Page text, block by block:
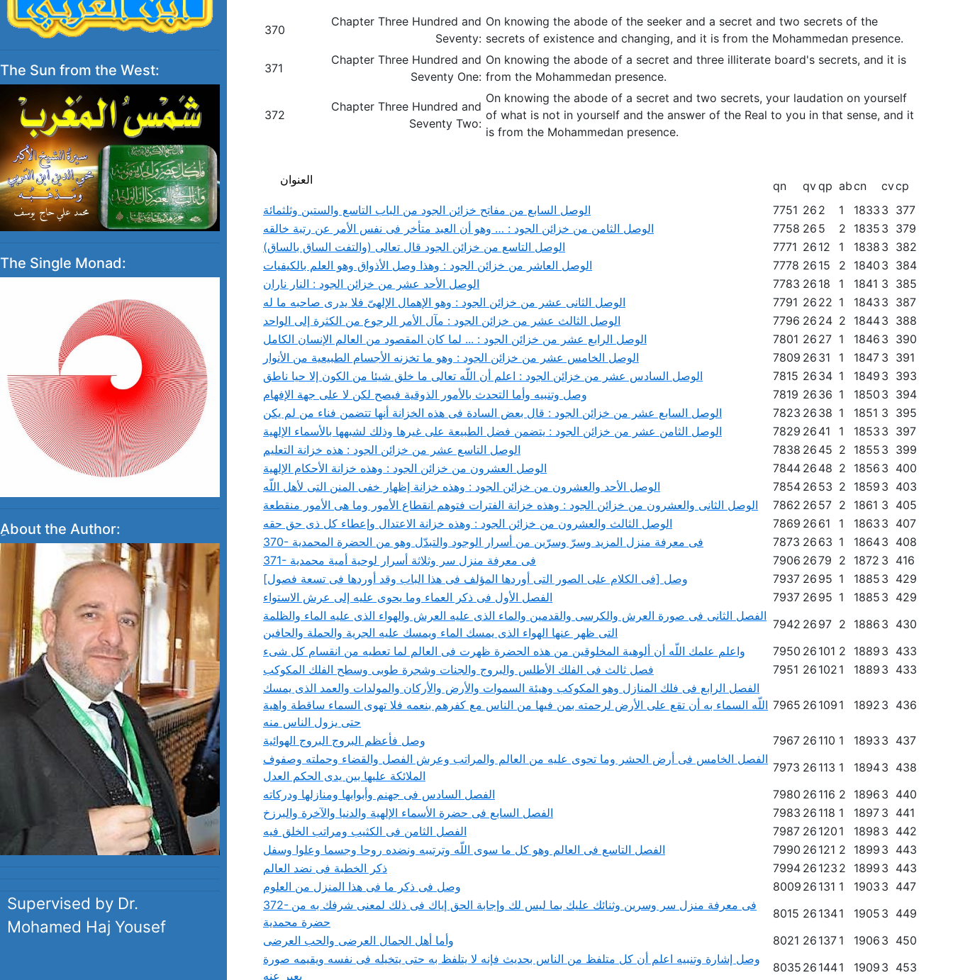
The Sun from the West:
The Single Monad:
ِAbout the Author:
Supervised by Dr.
Mohamed Haj Yousef
370
Chapter Three Hundred and
Seventy:
On knowing the abode of the seeker and a secret and two secrets of the
secrets of existence and changing, and it is from the Mohammedan presence.
371
Chapter Three Hundred and
Seventy One:
On knowing the abode of a secret and three illiterate board's secrets, and it is
from the Mohammedan presence.
372
Chapter Three Hundred and
Seventy Two:
On knowing the abode of a secret and two secrets, your laudation on yourself
of what is not in yourself and the answer of the Real to you in that sense, and it
is from the Mohammedan presence.
العنوان qn qvqp abcn cvcp
الوصل السابع من مفاتح خزائن الجود من الباب التاسع والستين وثلثمائة
7751 26 2 1 1833 3 377
الوصل الثامن من خزائن الجود : … وهو أن العبد متأخر فى نفس الأمر عن رتبة خالقه
7758 26 5 2 1835 3 379
الوصل التاسع من خزائن الجود قال تعالى (والتفت الساق بالساق)
7771 26 12 1 1838 3 382
الوصل العاشر من خزائن الجود : وهذا وصل الأذواق وهو العلم بالكيفيات
7778 26 15 2 1840 3 384
الوصل الأحد عشر من خزائن الجود : النار ناران
7783 26 18 1 1841 3 385
الوصل الثانى عشر من خزائن الجود : وهو الإهمال الإلهىّ فلا يدرى صاحبه ما له
7791 26 22 1 1843 3 387
الوصل الثالث عشر من خزائن الجود : مآل الأمر الرجوع من الكثرة إلى الواحد
7796 26 24 2 18443 388
الوصل الرابع عشر من خزائن الجود : ... لما كان المقصود من العالم الإنسان الكامل
7801 26 27 1 1846 3 390
الوصل الخامس عشر من خزائن الجود : وهو ما تخزنه الأجسام الطبيعية من الأنوار
7809 26 31 1 1847 3 391
الوصل السادس عشر من خزائن الجود : اعلم أن اللّه تعالى ما خلق شيئا من الكون إلا حيا ناطق
7815 26 34 1 1849 3 393
وصل وتنبيه وأما التحدث بالأمور الذوقية فيصح لكن لا على جهة الإفهام
7819 26 36 1 1850 3 394
الوصل السابع عشر من خزائن الجود : قال بعض السادة فى هذه الخزانة أنها تتضمن فناء من لم يكن
7823 26 38 1 1851 3 395
الوصل الثامن عشر من خزائن الجود : يتضمن فضل الطبيعة على غيرها وذلك لشبهها بالأسماء الإلهية
7829 26 41 1 1853 3 397
الوصل التاسع عشر من خزائن الجود : هذه خزانة التعليم
7838 26 45 2 1855 3 399
الوصل العشرون من خزائن الجود : وهذه خزانة الأحكام الإلهية
7844 26 48 2 1856 3 400
الوصل الأحد والعشرون من خزائن الجود : وهذه خزانة إظهار خفى المنن التى لأهل اللّه
7854 26 53 2 1859 3 403
الوصل الثانى والعشرون من خزائن الجود : وهذه خزانة الفترات فتوهم انقطاع الأمور وما هى الأمور منقطعة
7862 26 57 2 1861 3 405
الوصل الثالث والعشرون من خزائن الجود : وهذه خزانة الاعتدال وإعطاء كل ذى حق حقه
7869 26 61 1 1863 3 407
370- فى معرفة منزل المزيد وسرّ وسرّين من أسرار الوجود والتبدّل وهو من الحضرة المحمدية
7873 26 63 1 18643 408
371- فى معرفة منزل سر وثلاثة أسرار لوحية أمية محمدية
7906 2679 2 1872 3 416
وصل [فى الكلام على الصور التى أوردها المؤلف فى هذا الباب وقد أوردها فى تسعة فصول]
7937 26 95 1 1885 3 429
الفصل الأول فى ذكر العماء وما يحوى عليه إلى عرش الاستواء
7937 26 95 1 1885 3 429
الفصل الثانى فى صورة العرش والكرسى والقدمين والماء الذى عليه العرش والهواء الذى عليه الماء والظلمة
التى ظهر عنها الهواء الذى يمسك الماء ويمسك عليه الجرية والحملة والحافين
7942 26 97 2 1886 3 430
واعلم علمك اللّه أن ألوهية المخلوقين من هذه الحضرة ظهرت فى العالم لما تعطيه من انقسام كل شىء
7950 26 101 2 1889 3 433
فصل ثالث فى الفلك الأطلس والبروج والجنات وشجرة طوبى وسطح الفلك المكوكب
7951 26 102 1 1889 3 433
الفصل الرابع فى فلك المنازل وهو المكوكب وهيئة السموات والأرض والأركان والمولدات والعمد الذى يمسك
اللّه السماء به أن تقع على الأرض لرحمته بمن فيها من الناس مع كفرهم بنعمه فلا تهوى السماء ساقطة واهية
حتى يزول الناس منه
7965 26 109 1 1892 3 436
وصل فأعظم البروج البروج الهوائية 7967 26 110 1 1893 3 437
الفصل الخامس فى أرض الحشر وما تحوى عليه من العالم والمراتب وعرش الفصل والقضاء وحملته وصفوف
الملائكة عليها بين يدى الحكم العدل
7973 26 113 1 18943 438
الفصل السادس فى جهنم وأبوابها ومنازلها ودركاته
7980 26 116 2 1896 3 440
الفصل السابع فى حضرة الأسماء الإلهية والدنيا والآخرة والبرزخ
7983 26 118 1 1897 3 441
الفصل الثامن فى الكثيب ومراتب الخلق فيه
7987 26 120 1 1898 3 442
الفصل التاسع فى العالم وهو كل ما سوى اللّه وترتيبه ونضده روحا وجسما وعلوا وسفل
7990 26 121 2 1899 3 443
ذكر الخطبة فى نضد العالم
7994 26 123 2 1899 3 443
وصل فى ذكر ما فى هذا المنزل من العلوم
8009 26 131 1 1903 3 447
372- فى معرفة منزل سر وسرين وثنائك عليك بما ليس لك وإجابة الحق إياك فى ذلك لمعنى شرفك به من
حضرة محمدية
8015 26 1341 1905 3 449
وأما أهل الجمال العرضى والحب العرضى
8021 26 137 1 1906 3 450
وصل إشارة وتنبيه اعلم أن كل متلفظ من الناس بحديث فإنه لا يتلفظ به حتى يتخيله فى نفسه ويقيمه صورة
يعبر عنه
8035 26 1441 1909 3 453